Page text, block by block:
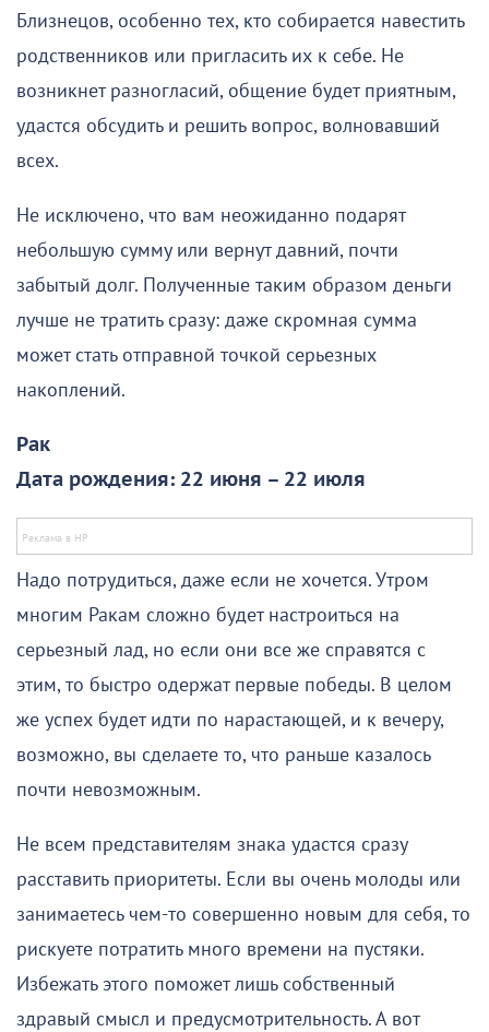
Близнецов, особенно тех, кто собирается навестить
родственников или пригласить их к себе. Не
возникнет разногласий, общение будет приятным,
удастся обсудить и решить вопрос, волновавший
всех.
Не исключено, что вам неожиданно подарят
небольшую сумму или вернут давний, почти
забытый долг. Полученные таким образом деньги
лучше не тратить сразу: даже скромная сумма
может стать отправной точкой серьезных
накоплений.
Рак
Дата рождения: 22 июня – 22 июля
Надо потрудиться, даже если не хочется. Утром
многим Ракам сложно будет настроиться на
серьезный лад, но если они все же справятся с
этим, то быстро одержат первые победы. В целом
же успех будет идти по нарастающей, и к вечеру,
возможно, вы сделаете то, что раньше казалось
почти невозможным.
Не всем представителям знака удастся сразу
расставить приоритеты. Если вы очень молоды или
занимаетесь чем-то совершенно новым для себя, то
рискуете потратить много времени на пустяки.
Избежать этого поможет лишь собственный
здравый смысл и предусмотрительность. А вот